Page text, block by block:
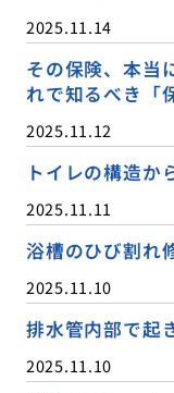
2025.11.14
その保険、本当
れで知るべき「
2025.11.12
トイレの構造か
2025.11.11
浴槽のひび割れ
2025.11.10
排水管内部で起
2025.11.10